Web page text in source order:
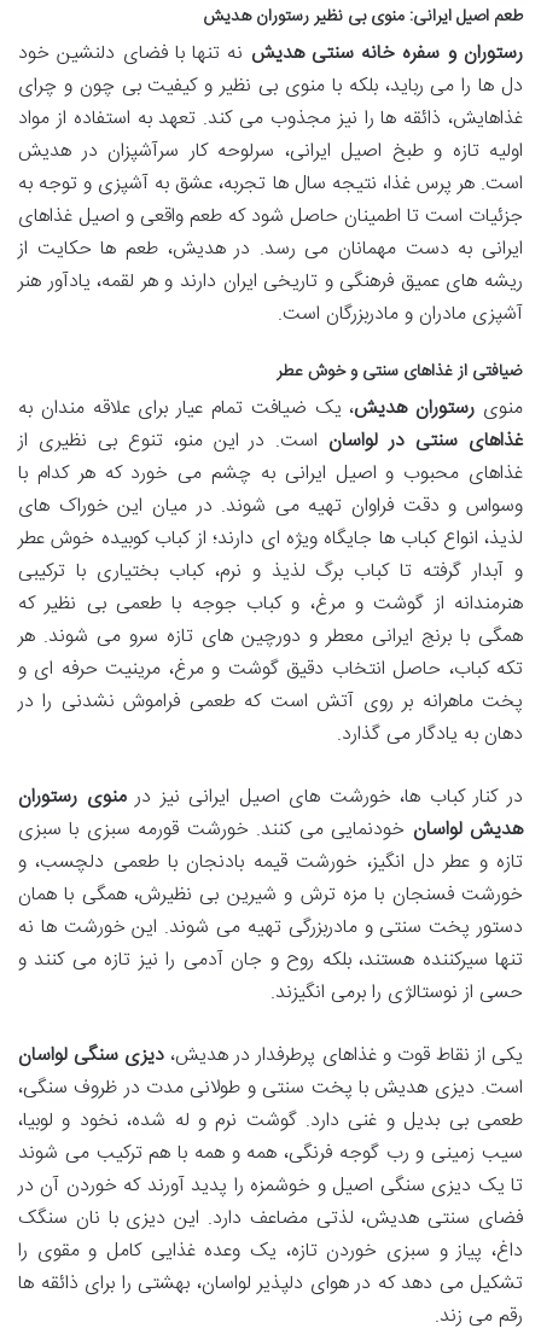
طعم اصیل ایرانی: منوی بی نظیر رستوران هدیش
رستوران و سفره خانه سنتی هدیش نه تنها با فضای دلنشین خود
دل ها را می رباید، بلکه با منوی بی نظیر و کیفیت بی چون و چرای
غذاهایش، ذائقه ها را نیز مجذوب می کند. تعهد به استفاده از مواد
اولیه تازه و طبخ اصیل ایرانی، سرلوحه کار سرآشپزان در هدیش
است. هر پرس غذا، نتیجه سال ها تجربه، عشق به آشپزی و توجه به
جزئیات است تا اطمینان حاصل شود که طعم واقعی و اصیل غذاهای
ایرانی به دست مهمانان می رسد. در هدیش، طعم ها حکایت از
ریشه های عمیق فرهنگی و تاریخی ایران دارند و هر لقمه، یادآور هنر
آشپزی مادران و مادربزرگان است.
ضیافتی از غذاهای سنتی و خوش عطر
منوی رستوران هدیش، یک ضیافت تمام عیار برای علاقه مندان به
غذاهای سنتی در لواسان است. در این منو، تنوع بی نظیری از
غذاهای محبوب و اصیل ایرانی به چشم می خورد که هر کدام با
وسواس و دقت فراوان تهیه می شوند. در میان این خوراک های
لذیذ، انواع کباب ها جایگاه ویژه ای دارند؛ از کباب کوبیده خوش عطر
و آبدار گرفته تا کباب برگ لذیذ و نرم، کباب بختیاری با ترکیبی
هنرمندانه از گوشت و مرغ، و کباب جوجه با طعمی بی نظیر که
همگی با برنج ایرانی معطر و دورچین های تازه سرو می شوند. هر
تکه کباب، حاصل انتخاب دقیق گوشت و مرغ، مرینیت حرفه ای و
پخت ماهرانه بر روی آتش است که طعمی فراموش نشدنی را در
دهان به یادگار می گذارد.
در کنار کباب ها، خورشت های اصیل ایرانی نیز درمنوی رستوران
هدیش لواسان خودنمایی می کنند. خورشت قورمه سبزی با سبزی
تازه و عطر دل انگیز، خورشت قیمه بادنجان با طعمی دلچسب، و
خورشت فسنجان با مزه ترش و شیرین بی نظیرش، همگی با همان
دستور پخت سنتی و مادربزرگی تهیه می شوند. این خورشت ها نه
تنها سیرکننده هستند، بلکه روح و جان آدمی را نیز تازه می کنند و
حسی از نوستالژی را برمی انگیزند.
یکی از نقاط قوت و غذاهای پرطرفدار در هدیش، دیزی سنگی لواسان
است. دیزی هدیش با پخت سنتی و طولانی مدت در ظروف سنگی،
طعمی بی بدیل و غنی دارد. گوشت نرم و له شده، نخود و لوبیا،
سیب زمینی و رب گوجه فرنگی، همه و همه با هم ترکیب می شوند
تا یک دیزی سنگی اصیل و خوشمزه را پدید آورند که خوردن آن در
فضای سنتی هدیش، لذتی مضاعف دارد. این دیزی با نان سنگک
داغ، پیاز و سبزی خوردن تازه، یک وعده غذایی کامل و مقوی را
تشکیل می دهد که در هوای دلپذیر لواسان، بهشتی را برای ذائقه ها
رقم می زند.